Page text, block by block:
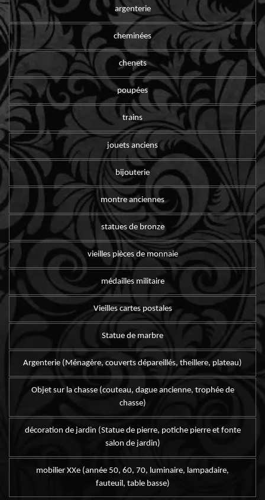
argenterie
cheminées
chenets
poupées
trains
jouets anciens
bijouterie
montre anciennes
statues de bronze
vieilles pièces de monnaie
médailles militaire
Vieilles cartes postales
Statue de marbre
Argenterie (Ménagère, couverts dépareillés, theillere, plateau)
Objet sur la chasse (couteau, dague ancienne, trophée de
chasse)
décoration de jardin (Statue de pierre, potiche pierre et fonte
salon de jardin)
mobilier XXe (année 50, 60, 70, luminaire, lampadaire,
fauteuil, table basse)